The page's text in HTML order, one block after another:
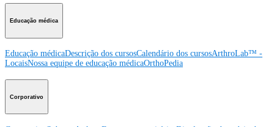
Educação médica
Educação médicaDescrição dos cursosCalendário dos cursosArthroLab™ -
LocaisNossa equipe de educação médicaOrthoPedia
Corporativo